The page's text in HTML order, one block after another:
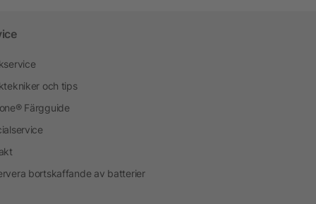
och tips
Färgguide
bortskaffande av batterier